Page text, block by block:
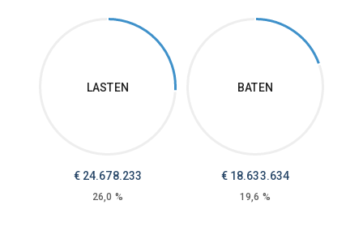
LASTEN
€ 24.678.233
26,0 %
BATEN
€ 18.633.634
19,6 %